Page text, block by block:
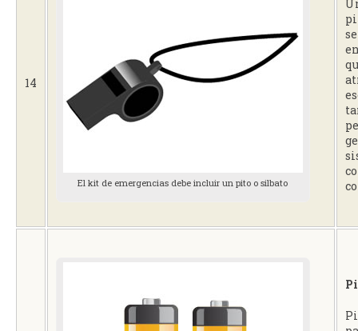
14
El kit de emergencias debe incluir un pito o silbato